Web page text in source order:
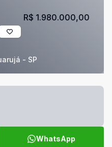
- SP
R$ 1.980.000,00
WhatsApp